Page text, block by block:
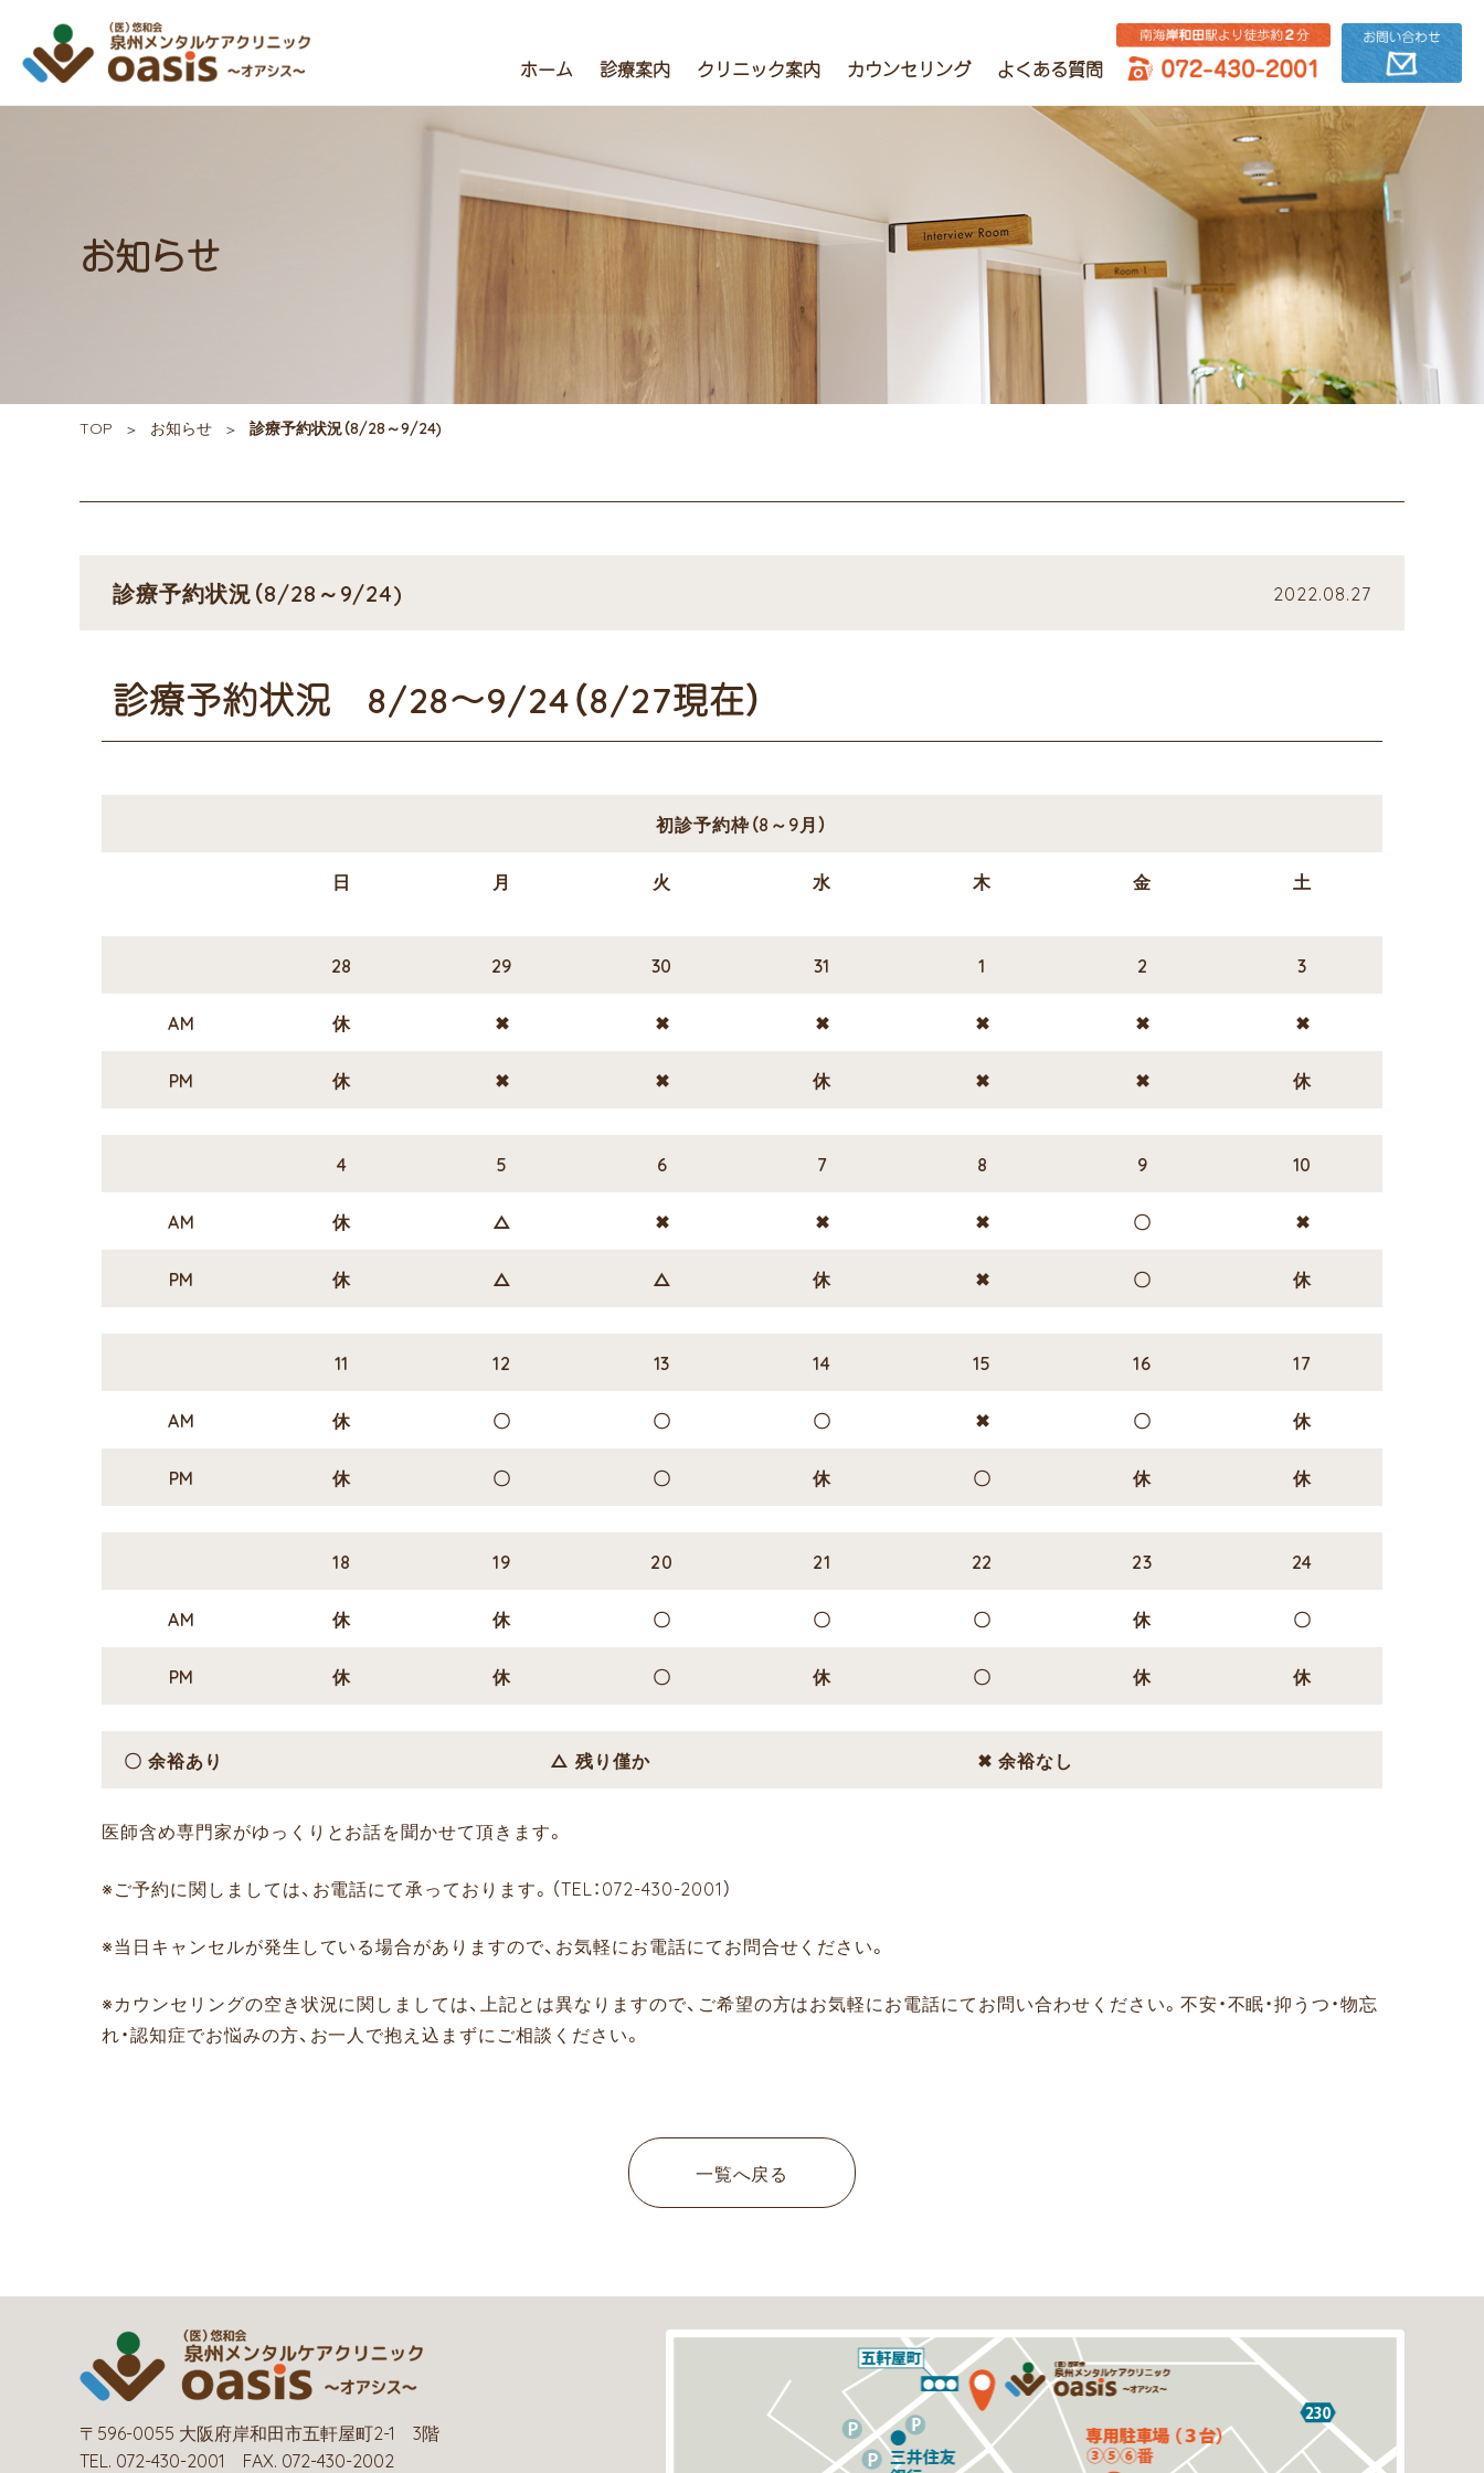
ホーム 診療案内 クリニック案内 カウンセリング よくある質問
お知らせ
TOP お知らせ 診療予約状況（8/28～9/24)
診療予約状況（8/28～9/24) 2022.08.27
診療予約状況 8/28～9/24（8/27現在）
初診予約枠（8～9月）
日 月 火 水 木 金 土
28 29 30 31 1 2 3
AM 休 ✖ ✖ ✖ ✖ ✖ ✖
PM 休 ✖ ✖ 休 ✖ ✖ 休
4 5 6 7 8 9 10
AM 休 △ ✖ ✖ ✖ 〇 ✖
PM 休 △ △ 休 ✖ 〇 休
11 12 13 14 15 16 17
AM 休 〇 〇 〇 ✖ 〇 休
PM 休 〇 〇 休 〇 休 休
18 19 20 21 22 23 24
AM 休 休 〇 〇 〇 休 〇
PM 休 休 〇 休 〇 休 休
〇 余裕あり △ 残り僅か ✖ 余裕なし
医師含め専門家がゆっくりとお話を聞かせて頂きます。
※ご予約に関しましては、お電話にて承っております。（TEL：072-430-2001）
※当日キャンセルが発生している場合がありますので、お気軽にお電話にてお問合せください。
※カウンセリングの空き状況に関しましては、上記とは異なりますので、ご希望の方はお気軽にお電話にてお問い合わせください。 不安・不眠・抑うつ・物忘
れ・認知症でお悩みの方、お一人で抱え込まずにご相談ください。
一覧へ戻る
〒596-0055 大阪府岸和田市五軒屋町2-1 3階
TEL. 072-430-2001 FAX. 072-430-2002